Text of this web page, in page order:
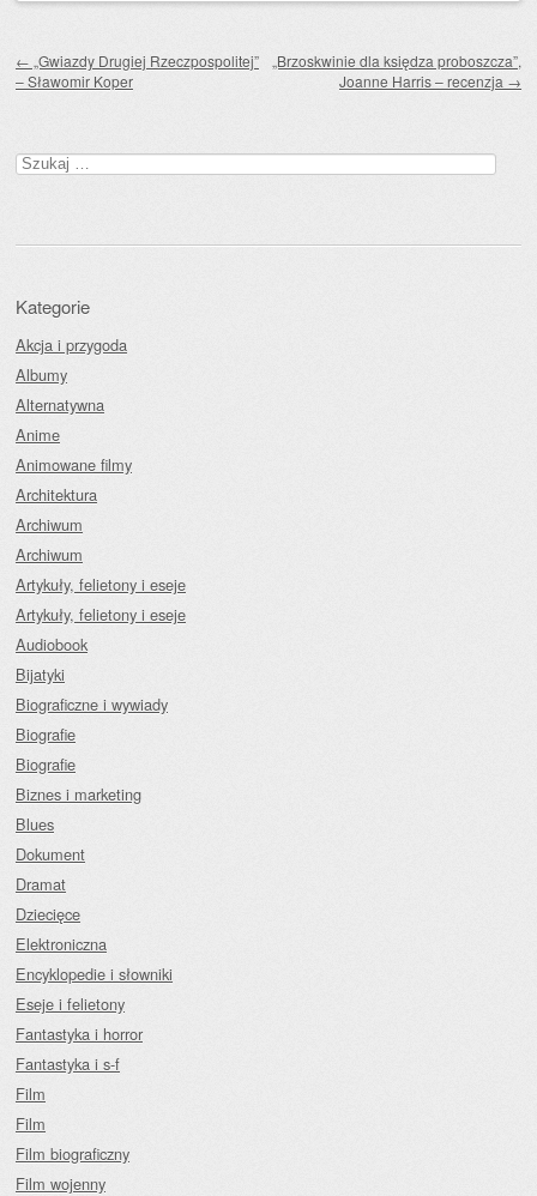
← „Gwiazdy Drugiej Rzeczpospolitej”
– Sławomir Koper
„Brzoskwinie dla księdza proboszcza”,
Joanne Harris – recenzja →
Szukaj:
Kategorie
Akcja i przygoda
Albumy
Alternatywna
Anime
Animowane filmy
Architektura
Archiwum
Archiwum
Artykuły, felietony i eseje
Artykuły, felietony i eseje
Audiobook
Bijatyki
Biograficzne i wywiady
Biografie
Biografie
Biznes i marketing
Blues
Dokument
Dramat
Dziecięce
Elektroniczna
Encyklopedie i słowniki
Eseje i felietony
Fantastyka i horror
Fantastyka i s-f
Film
Film
Film biograficzny
Film wojenny